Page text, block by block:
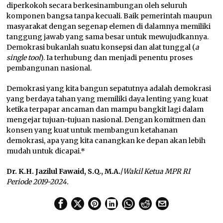
diperkokoh secara berkesinambungan oleh seluruh
komponen bangsa tanpa kecuali. Baik pemerintah maupun
masyarakat dengan segenap elemen di dalamnya memiliki
tanggung jawab yang sama besar untuk mewujudkannya.
Demokrasi bukanlah suatu konsepsi dan alat tunggal (a
single tool). Ia terhubung dan menjadi penentu proses
pembangunan nasional.
Demokrasi yang kita bangun sepatutnya adalah demokrasi
yang berdaya tahan yang memiliki daya lenting yang kuat
ketika terpapar ancaman dan mampu bangkit lagi dalam
mengejar tujuan-tujuan nasional. Dengan komitmen dan
konsen yang kuat untuk membangun ketahanan
demokrasi, apa yang kita canangkan ke depan akan lebih
mudah untuk dicapai.*
Dr. K.H. Jazilul Fawaid, S.Q., M.A./Wakil Ketua MPR RI
Periode 2019-2024.